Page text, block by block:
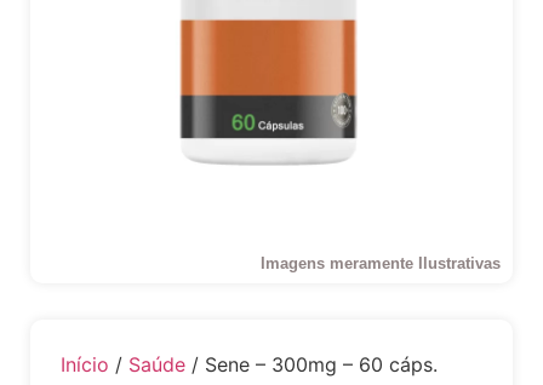
Imagens meramente Ilustrativas
Início / Saúde / Sene – 300mg – 60 cáps.